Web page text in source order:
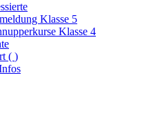
Klasse 5
Klasse 4
( )